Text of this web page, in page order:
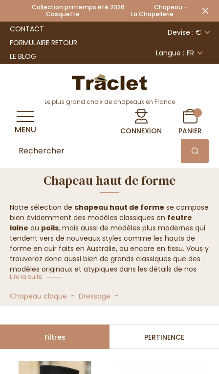
Collection printemps été 2026 Chapeau -
Casquette La Chapellerie
CONTACT
FORMULAIRE RETOUR
LE BLOG
Devise : €
Langue : FR
Le plus grand choix de chapeaux en France
CONNEXION PANIER
MENU
Chapeau haut de forme
Notre sélection de chapeau haut de forme se compose
bien évidemment des modèles classiques en feutre
laine ou poils, mais aussi de modèles plus modernes qui
tendent vers de nouveaux styles comme les hauts de
forme en cuir faits en Australie, ou encore en tissu. Vous y
trouverez donc aussi bien de grands classiques que des
modèles originaux et atypiques dans les détails de nos
fiches produits.
Collection Chapeau haut de forme
Lire la suite
Chapeau claque - Dressage -
Filtres PERTINENCE